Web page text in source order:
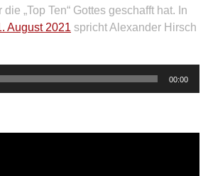
„Top Ten“ Gottes geschafft hat. In
August 2021 spricht Alexander Hirsch
00:00